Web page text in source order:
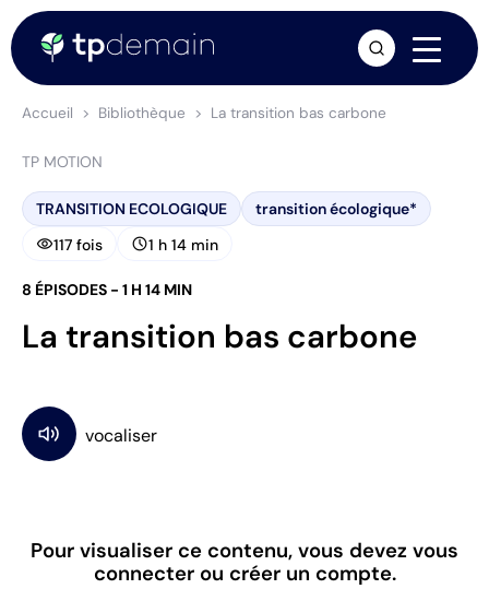
Accueil Bibliothèque La transition bas carbone
TP MOTION
TRANSITION ECOLOGIQUE transition écologique*
visibility117 fois schedule1 h 14 min
8 ÉPISODES - 1 H 14 MIN
La transition bas carbone
Pour visualiser ce contenu, vous devez vous
connecter ou créer un compte.
arrow_forward